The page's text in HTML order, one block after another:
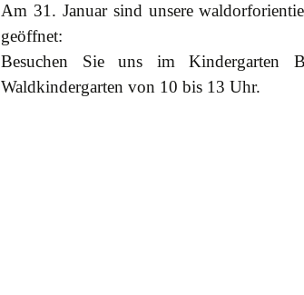
Am 31. Januar sind unsere
geöffnet:
Besuchen Sie uns im Kindergarten
Waldkindergarten von 10 bis 13 Uhr.